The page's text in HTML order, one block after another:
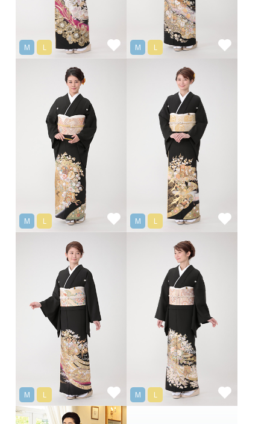
M L M L
M L M L
M L M L